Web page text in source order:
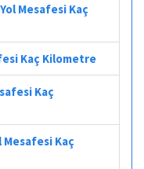
Mesafesi Kaç
Kaç Kilometre
Kaç
Kaç